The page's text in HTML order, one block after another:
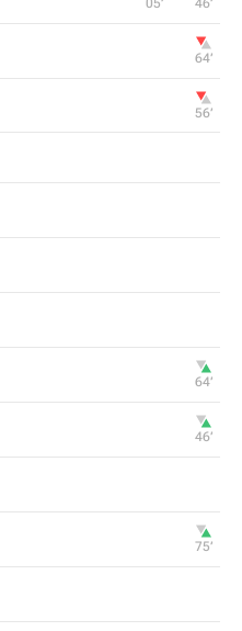
05‎’‎ 46‎’‎
64‎’‎
56‎’‎
64‎’‎
46‎’‎
75‎’‎